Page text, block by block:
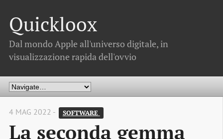
Quickloox
Dal mondo Apple all'universo digitale, in
visualizzazione rapida dell'ovvio
4 MAG 2022 - SOFTWARE
La seconda gemma